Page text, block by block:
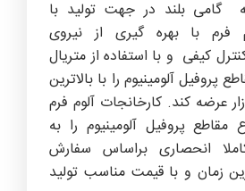
گامی بلند در جهت تولید با
فرم با بهره گیری از نیروی
کیفی و با استفاده از متریال
پروفیل آلومینیوم را با بالاترین
عرضه کند. کارخانجات آلوم فرم
مقاطع پروفیل آلومینیوم را به
انحصاری براساس سفارش
زمان و با قیمت مناسب تولید